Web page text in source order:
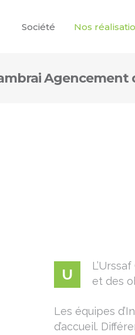
Société Nos
Agencement
U
et des
Les équipes
d’accueil.